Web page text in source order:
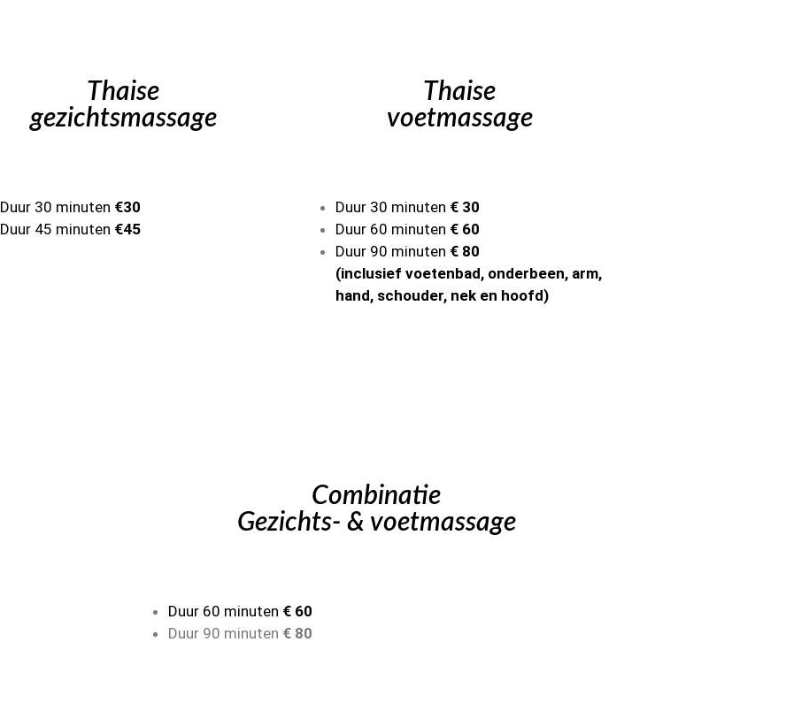
Thaise
gezichtsmassage
Duur 30 minuten €30
Duur 45 minuten €45
Thaise
voetmassage
Duur 30 minuten € 30
Duur 60 minuten € 60
Duur 90 minuten € 80
(inclusief voetenbad, onderbeen, arm,
hand, schouder, nek en hoofd)
Combinatie
Gezichts- & voetmassage​
Duur 60 minuten € 60
Duur 90 minuten € 80